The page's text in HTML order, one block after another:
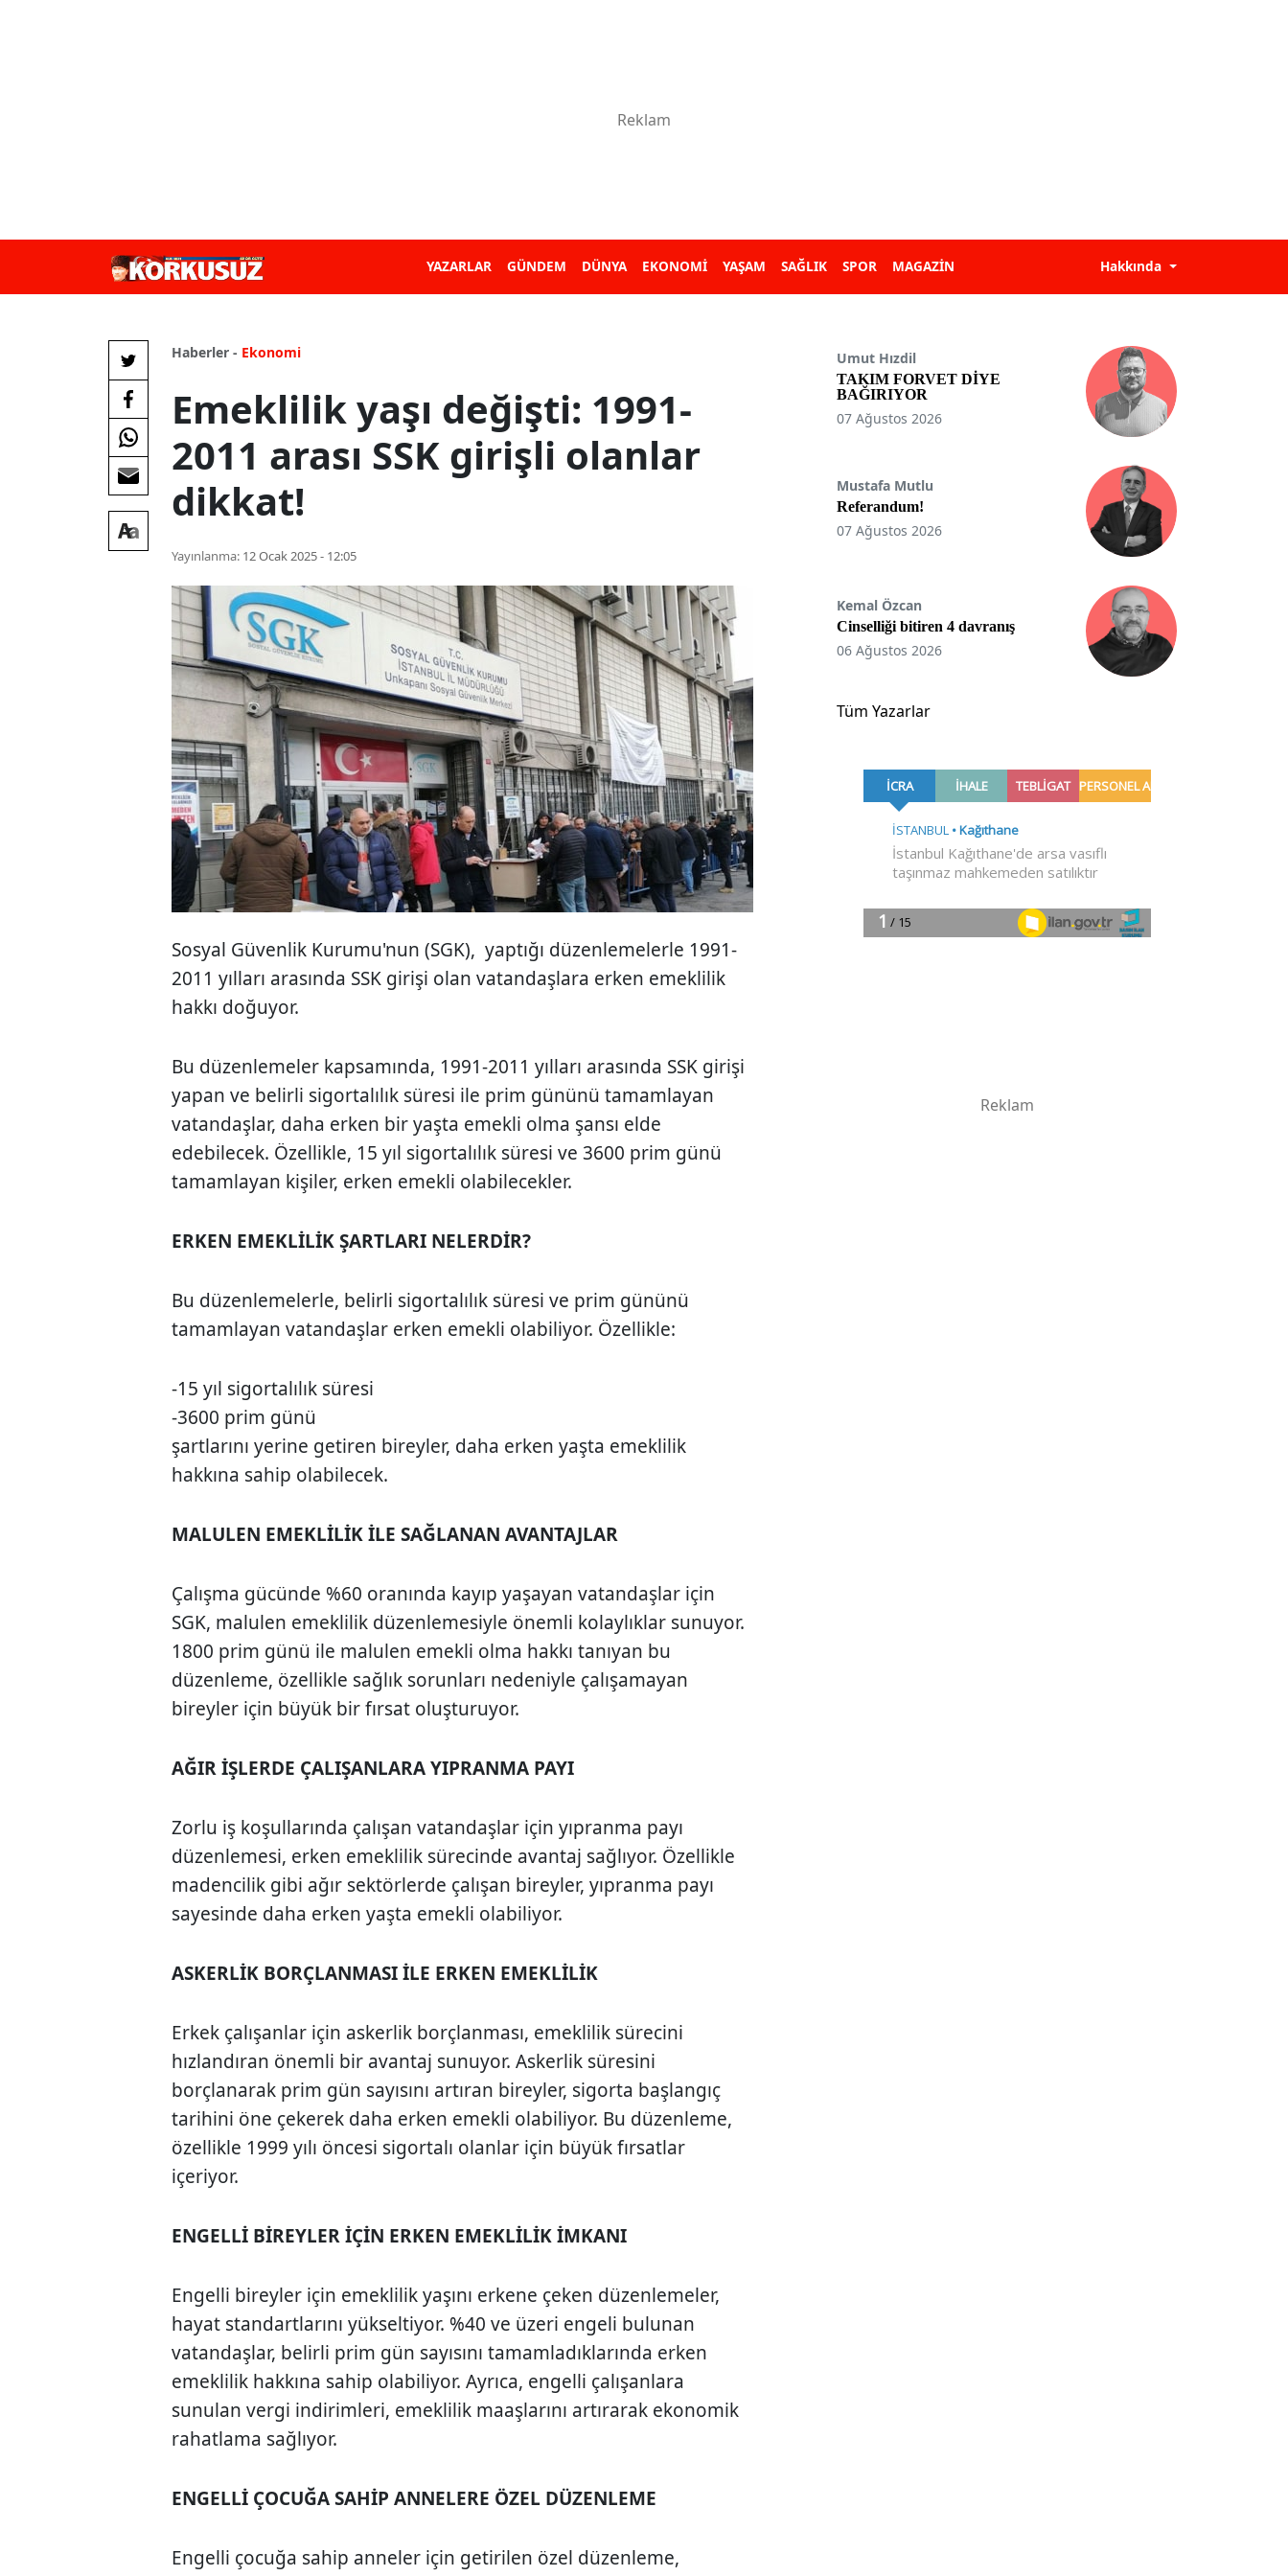
YAZARLAR GÜNDEM DÜNYA EKONOMİ YAŞAM SAĞLIK SPOR MAGAZİN Hakkında
Haberler - Ekonomi
Emeklilik yaşı değişti: 1991-
2011 arası SSK girişli olanlar
dikkat!
Yayınlanma: 12 Ocak 2025 - 12:05
Sosyal Güvenlik Kurumu'nun (SGK), yaptığı düzenlemelerle 1991-
2011 yılları arasında SSK girişi olan vatandaşlara erken emeklilik
hakkı doğuyor.
Bu düzenlemeler kapsamında, 1991-2011 yılları arasında SSK girişi
yapan ve belirli sigortalılık süresi ile prim gününü tamamlayan
vatandaşlar, daha erken bir yaşta emekli olma şansı elde
edebilecek. Özellikle, 15 yıl sigortalılık süresi ve 3600 prim günü
tamamlayan kişiler, erken emekli olabilecekler.
ERKEN EMEKLİLİK ŞARTLARI NELERDİR?
Bu düzenlemelerle, belirli sigortalılık süresi ve prim gününü
tamamlayan vatandaşlar erken emekli olabiliyor. Özellikle:
-15 yıl sigortalılık süresi
-3600 prim günü
şartlarını yerine getiren bireyler, daha erken yaşta emeklilik
hakkına sahip olabilecek.
MALULEN EMEKLİLİK İLE SAĞLANAN AVANTAJLAR
Çalışma gücünde %60 oranında kayıp yaşayan vatandaşlar için
SGK, malulen emeklilik düzenlemesiyle önemli kolaylıklar sunuyor.
1800 prim günü ile malulen emekli olma hakkı tanıyan bu
düzenleme, özellikle sağlık sorunları nedeniyle çalışamayan
bireyler için büyük bir fırsat oluşturuyor.
AĞIR İŞLERDE ÇALIŞANLARA YIPRANMA PAYI
Zorlu iş koşullarında çalışan vatandaşlar için yıpranma payı
düzenlemesi, erken emeklilik sürecinde avantaj sağlıyor. Özellikle
madencilik gibi ağır sektörlerde çalışan bireyler, yıpranma payı
sayesinde daha erken yaşta emekli olabiliyor.
ASKERLİK BORÇLANMASI İLE ERKEN EMEKLİLİK
Erkek çalışanlar için askerlik borçlanması, emeklilik sürecini
hızlandıran önemli bir avantaj sunuyor. Askerlik süresini
borçlanarak prim gün sayısını artıran bireyler, sigorta başlangıç
tarihini öne çekerek daha erken emekli olabiliyor. Bu düzenleme,
özellikle 1999 yılı öncesi sigortalı olanlar için büyük fırsatlar
içeriyor.
ENGELLİ BİREYLER İÇİN ERKEN EMEKLİLİK İMKANI
Engelli bireyler için emeklilik yaşını erkene çeken düzenlemeler,
hayat standartlarını yükseltiyor. %40 ve üzeri engeli bulunan
vatandaşlar, belirli prim gün sayısını tamamladıklarında erken
emeklilik hakkına sahip olabiliyor. Ayrıca, engelli çalışanlara
sunulan vergi indirimleri, emeklilik maaşlarını artırarak ekonomik
rahatlama sağlıyor.
ENGELLİ ÇOCUĞA SAHİP ANNELERE ÖZEL DÜZENLEME
Engelli çocuğa sahip anneler için getirilen özel düzenleme,
Umut Hızdil
TAKIM FORVET DİYE
BAĞIRIYOR
07 Ağustos 2026
Mustafa Mutlu
Referandum!
07 Ağustos 2026
Kemal Özcan
Cinselliği bitiren 4 davranış
06 Ağustos 2026
Tüm Yazarlar